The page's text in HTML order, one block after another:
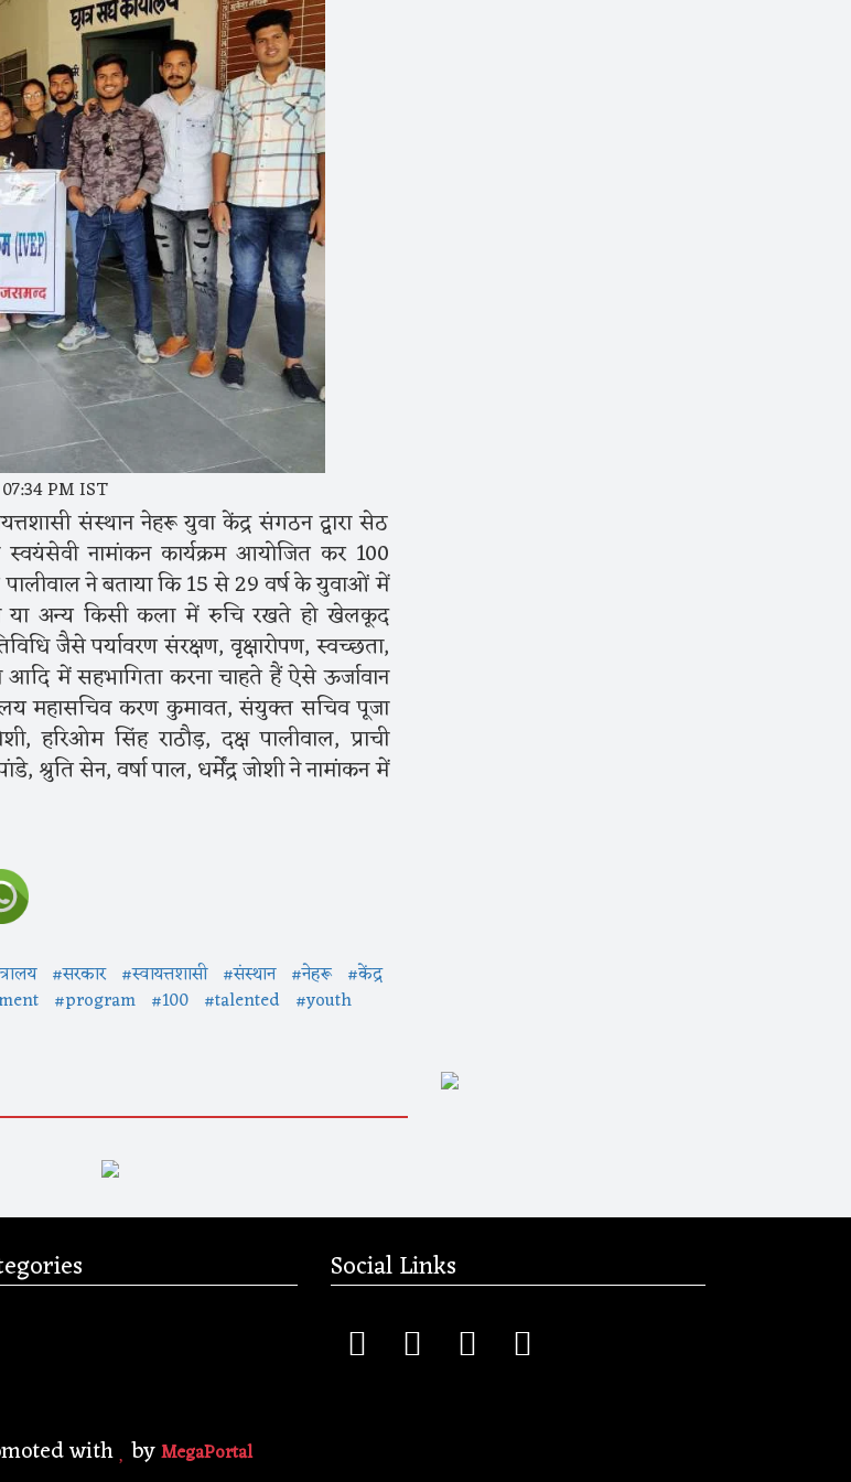
PM IST
संस्थान नेहरू युवा केंद्र संगठन द्वारा सेठ
नामांकन कार्यक्रम आयोजित कर 100
ने बताया कि 15 से 29 वर्ष के युवाओं में
या अन्य किसी कला में रुचि रखते हो खेलकूद
जैसे पर्यावरण संरक्षण, वृक्षारोपण, स्वच्छता,
आदि में सहभागिता करना चाहते हैं ऐसे ऊर्जावान
महासचिव करण कुमावत, संयुक्त सचिव पूजा
हरिओम सिंह राठौड़, दक्ष पालीवाल, प्राची
श्रुति सेन, वर्षा पाल, धर्मेंद्र जोशी ने नामांकन में
#सरकार #स्वायत्तशासी #संस्थान #नेहरू #केंद्र
#program #100 #talented #youth
Social Links
with byMegaPortal